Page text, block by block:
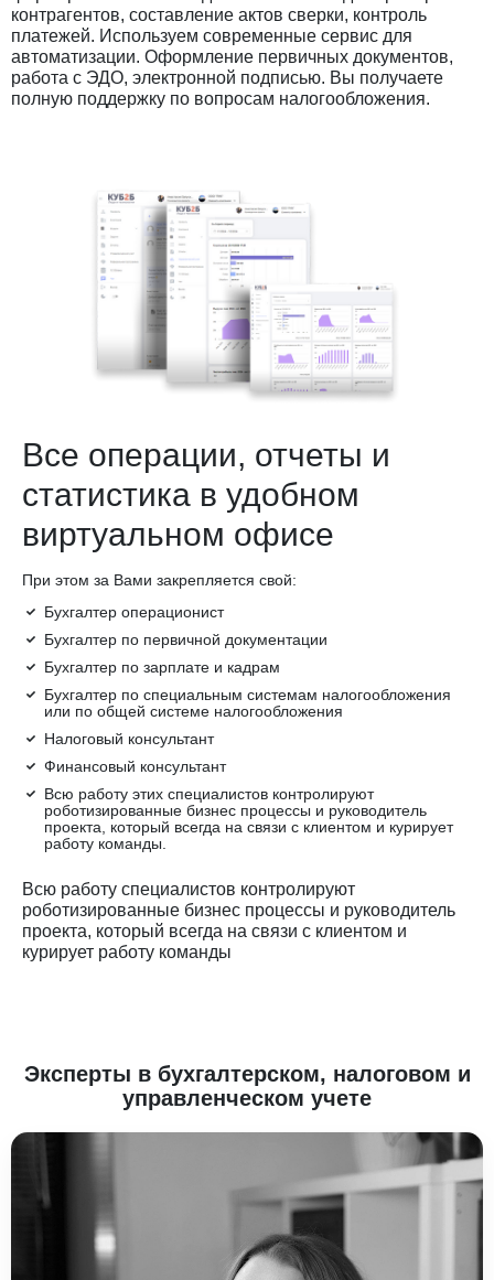
контрагентов, составление актов сверки, контроль
платежей. Используем современные сервис для
автоматизации. Оформление первичных документов,
работа с ЭДО, электронной подписью. Вы получаете
полную поддержку по вопросам налогообложения.
Все операции, отчеты и
статистика в удобном
виртуальном офисе
При этом за Вами закрепляется свой:
Бухгалтер операционист
Бухгалтер по первичной документации
Бухгалтер по зарплате и кадрам
Бухгалтер по специальным системам налогообложения
или по общей системе налогообложения
Налоговый консультант
Финансовый консультант
Всю работу этих специалистов контролируют
роботизированные бизнес процессы и руководитель
проекта, который всегда на связи с клиентом и курирует
работу команды.
Всю работу специалистов контролируют
роботизированные бизнес процессы и руководитель
проекта, который всегда на связи с клиентом и
курирует работу команды
Эксперты в бухгалтерском, налоговом и
управленческом учете